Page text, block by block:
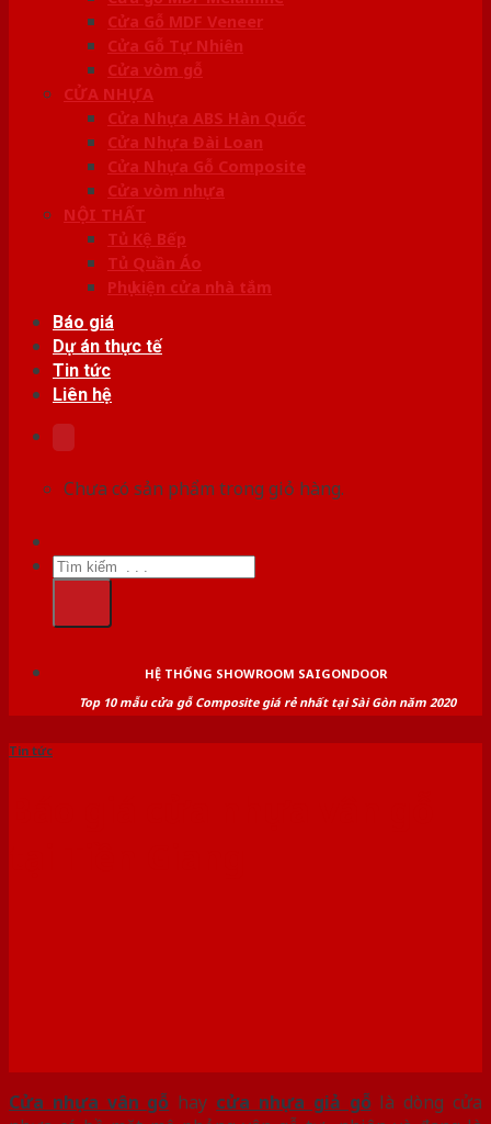
Cửa Gỗ MDF Veneer
Cửa Gỗ Tự Nhiên
Cửa vòm gỗ
CỬA NHỰA
Cửa Nhựa ABS Hàn Quốc
Cửa Nhựa Đài Loan
Cửa Nhựa Gỗ Composite
Cửa vòm nhựa
NỘI THẤT
Tủ Kệ Bếp
Tủ Quần Áo
Phụ kiện cửa nhà tắm
Báo giá
Dự án thực tế
Tin tức
Liên hệ
Chưa có sản phẩm trong giỏ hàng.
Tìm
kiếm:
HỆ THỐNG SHOWROOM SAIGONDOOR
Top 10 mẫu cửa gỗ Composite giá rẻ nhất tại Sài Gòn năm 2020
Tin tức
Cửa nhựa vân gỗ hay cửa nhựa giả gỗlà dòng cửa